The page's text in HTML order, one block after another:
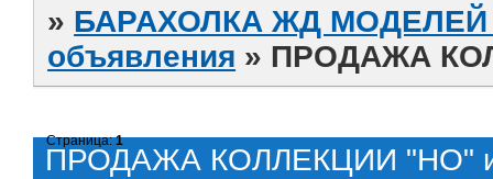
» БАРАХОЛКА ЖД МОДЕЛЕЙ
объявления » ПРОДАЖА
ПРОДАЖА КОЛЛЕКЦИИ "НО"
Страница:1